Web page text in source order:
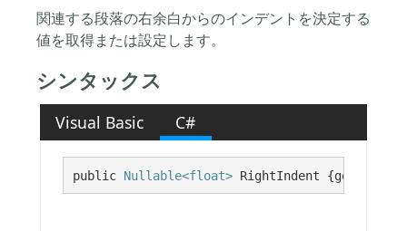
関連する段落の右余白からのインデントを決定する
値を取得または設定します。
シンタックス
Visual Basic C#
public Nullable<float> RightIndent {get; set;}